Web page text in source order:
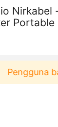
Nirkabel
Portable
baru